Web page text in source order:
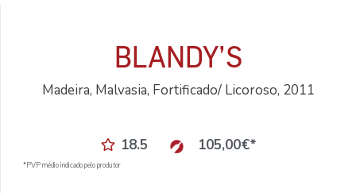
BLANDY’S
Madeira, Malvasia, Fortificado/ Licoroso, 2011
18.5 105,00€*
*PVP médio indicado pelo produtor